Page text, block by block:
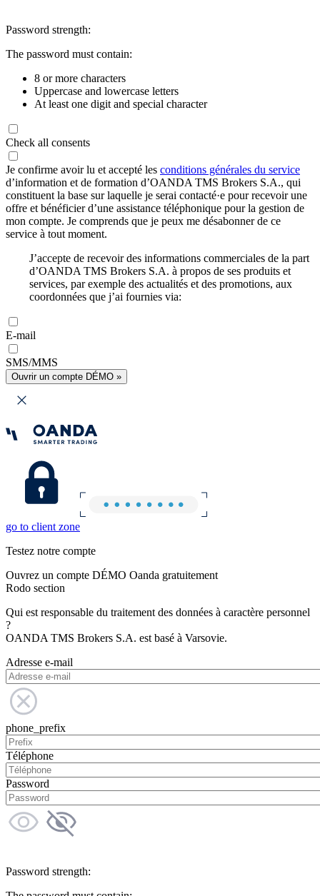
Password strength:
The password must contain:
8 or more characters
Uppercase and lowercase letters
At least one digit and special character
Check all consents
Je confirme avoir lu et accepté les conditions générales du service
d’information et de formation d’OANDA TMS Brokers S.A., qui
constituent la base sur laquelle je serai contacté·e pour recevoir une
offre et bénéficier d’une assistance téléphonique pour la gestion de
mon compte. Je comprends que je peux me désabonner de ce
service à tout moment.
J’accepte de recevoir des informations commerciales de la part
d’OANDA TMS Brokers S.A. à propos de ses produits et
services, par exemple des actualités et des promotions, aux
coordonnées que j’ai fournies via:
E-mail
SMS/MMS
Ouvrir un compte DÉMO »
go to client zone
Testez notre compte
Ouvrez un compte DÉMO Oanda gratuitement
Rodo section
Qui est responsable du traitement des données à caractère personnel
?
OANDA TMS Brokers S.A. est basé à Varsovie.
Adresse e-mail
phone_prefix
Téléphone
Password
Password strength: